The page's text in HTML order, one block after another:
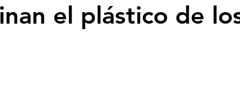
Artico - Antártida - Glaciares
el plástico de